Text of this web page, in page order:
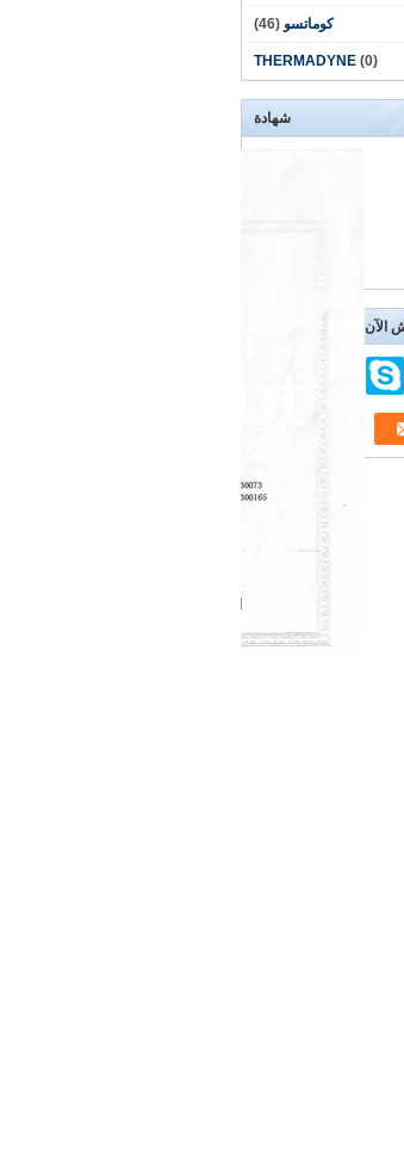
كوماتسو (46)
THERMADYNE (0)
شهادة
الآن